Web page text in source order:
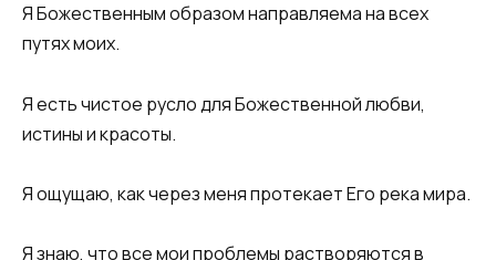
Я Божественным образом направляема на всех
путях моих.
Я есть чистое русло для Божественной любви,
истины и красоты.
Я ощущаю, как через меня протекает Его река мира.
Я знаю, что все мои проблемы растворяются в